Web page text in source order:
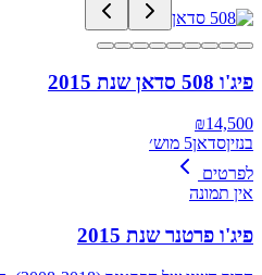
פיג'ו 508 סדאן שנת 2015
₪14,500
בנזיןסדאן5 מוש׳
לפרטים
אין תמונה
פיג'ו פרטנר שנת 2015